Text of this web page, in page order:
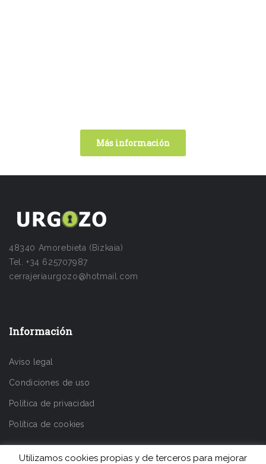
Más información
48340 Amorebieta (Bizkaia)
Tel. +34 625707987
cerrajeriaurgozo@hotmail.com
Información
Aviso legal
Condiciones de uso
Política de privacidad
Política de cookies
Utilizamos cookies propias y de terceros para mejorar